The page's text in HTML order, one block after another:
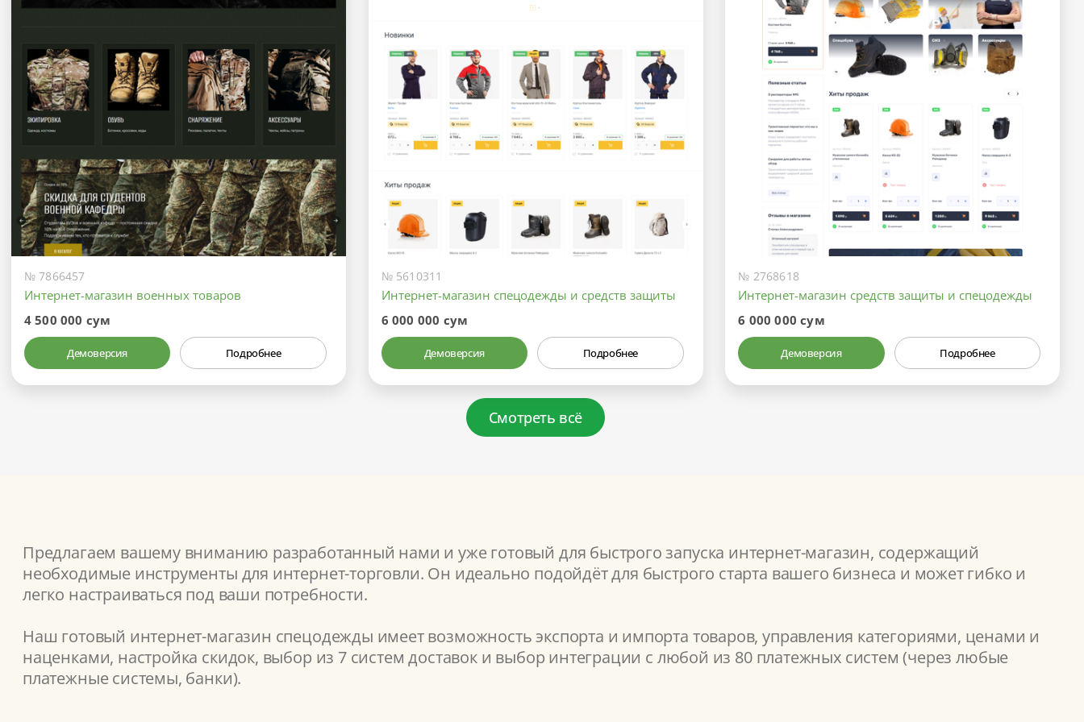
№ 7866457
Интернет-магазин военных товаров
4 500 000 сум
Демоверсия Подробнее
№ 5610311
Интернет-магазин спецодежды и средств защиты
6 000 000 сум
Демоверсия Подробнее
№ 2768618
Интернет-магазин средств защиты и спецодежды
6 000 000 сум
Демоверсия Подробнее
Смотреть всё
Предлагаем вашему вниманию разработанный нами и уже готовый для быстрого запуска интернет-магазин, содержащий
необходимые инструменты для интернет-торговли. Он идеально подойдёт для быстрого старта вашего бизнеса и может гибко и
легко настраиваться под ваши потребности.
Наш готовый интернет-магазин спецодежды имеет возможность экспорта и импорта товаров, управления категориями, ценами и
наценками, настройка скидок, выбор из 7 систем доставок и выбор интеграции с любой из 80 платежных систем (через любые
платежные системы, банки).